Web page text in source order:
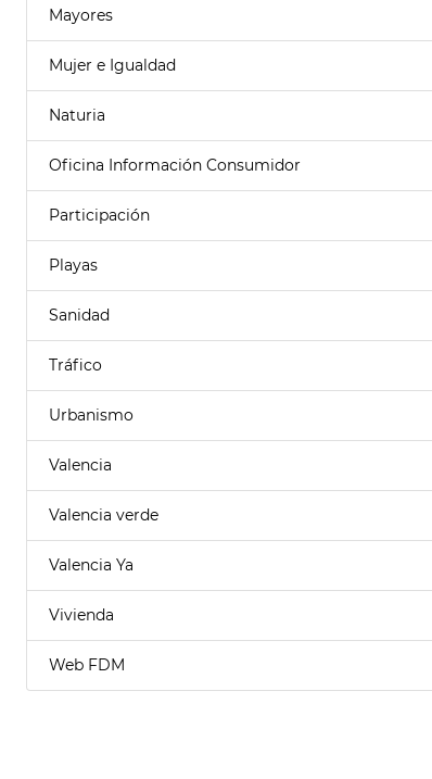
Mayores
Mujer e Igualdad
Naturia
Oficina Información Consumidor
Participación
Playas
Sanidad
Tráfico
Urbanismo
Valencia
Valencia verde
Valencia Ya
Vivienda
Web FDM